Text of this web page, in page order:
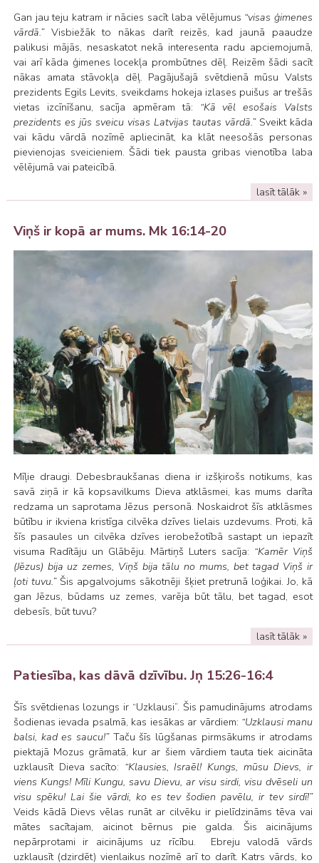
Gan jau teju katram ir nācies sacīt laba vēlējumus “visas ģimenes
vārdā.”Visbiežāk to nākas darīt reizēs, kad jaunā paaudze
palikusi mājās, nesaskatot nekā interesenta radu apciemojumā,
vai arī kāda ģimenes locekļa prombūtnes dēļ. Reizēm šādi sacīt
nākas amata stāvokļa dēļ. Pagājušajā svētdienā mūsu Valsts
prezidents Egils Levits, sveikdams hokeja izlases puišus ar trešās
vietas izcīnīšanu, sacīja apmēram tā: “Kā vēl esošais Valsts
prezidents es jūs sveicu visas Latvijas tautas vārdā.”Sveikt kāda
vai kādu vārdā nozīmē apliecināt, ka klāt neesošās personas
pievienojas sveicieniem. Šādi tiek pausta gribas vienotība laba
vēlējumā vai pateicībā.
lasīt tālāk »
Viņš ir kopā ar mums. Mk 16:14-20
Mīļie draugi. Debesbraukšanas diena ir izšķirošs notikums, kas
savā ziņā ir kā kopsavilkums Dieva atklāsmei, kas mums darīta
redzama un saprotama Jēzus personā. Noskaidrot šīs atklāsmes
būtību ir ikviena kristīga cilvēka dzīves lielais uzdevums. Proti, kā
šīs pasaules un cilvēka dzīves ierobežotībā sastapt un iepazīt
visuma Radītāju un Glābēju. Mārtiņš Luters sacīja: “Kamēr Viņš
(Jēzus) bija uz zemes, Viņš bija tālu no mums, bet tagad Viņš ir
ļoti tuvu.”Šis apgalvojums sākotnēji šķiet pretrunā loģikai. Jo, kā
gan Jēzus, būdams uz zemes, varēja būt tālu, bet tagad, esot
debesīs, būt tuvu?
lasīt tālāk »
Patiesība, kas dāvā dzīvību. Jņ 15:26-16:4
Šīs svētdienas lozungs ir “Uzklausi”. Šis pamudinājums atrodams
šodienas ievada psalmā, kas iesākas ar vārdiem: “Uzklausi manu
balsi, kad es saucu!”Taču šīs lūgšanas pirmsākums ir atrodams
piektajā Mozus grāmatā, kur ar šiem vārdiem tauta tiek aicināta
uzklausīt Dieva sacīto: “Klausies, Israēl! Kungs, mūsu Dievs, ir
viens Kungs! Mīli Kungu, savu Dievu, ar visu sirdi, visu dvēseli un
visu spēku! Lai šie vārdi, ko es tev šodien pavēlu, ir tev sirdī!”
Veids kādā Dievs vēlas runāt ar cilvēku ir pielīdzināms tēva vai
mātes sacītajam, aicinot bērnus pie galda. Šis aicinājums
nepārprotami ir aicinājums uz rīcību. Ebreju valodā vārds
uzklausīt (dzirdēt) vienlaikus nozīmē arī to darīt. Katrs vārds, ko